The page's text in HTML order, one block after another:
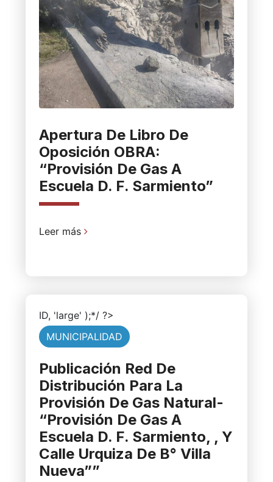
Apertura De Libro De
Oposición OBRA:
“Provisión De Gas A
Escuela D. F. Sarmiento”
Leer más
ID, 'large' );*/ ?>
MUNICIPALIDAD
Publicación Red De
Distribución Para La
Provisión De Gas Natural-
“Provisión De Gas A
Escuela D. F. Sarmiento, , Y
Calle Urquiza De B° Villa
Nueva””